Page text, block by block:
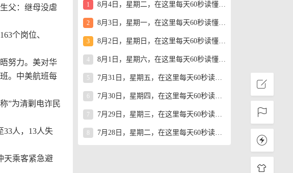
父：继母没虐
个岗位、
努力。美对华
。中美航班每
”为清剿电诈民
33人，13人失
天乘客紧急避
1 8月4日，星期二，在这里每天60秒读懂世界！
2 8月3日，星期一，在这里每天60秒读懂世界！
3 8月2日，星期日，在这里每天60秒读懂世界！
4 8月1日，星期六，在这里每天60秒读懂世界！
5 7月31日，星期五，在这里每天60秒读懂世界！
6 7月30日，星期四，在这里每天60秒读懂世界！
7 7月29日，星期三，在这里每天60秒读懂世界！
7月28日，星期二，在这里每天60秒读懂世界！